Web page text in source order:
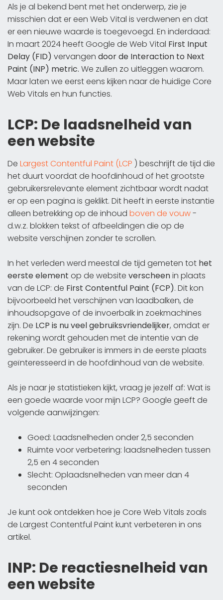
Als je al bekend bent met het onderwerp, zie je
misschien dat er een Web Vital is verdwenen en dat
er een nieuwe waarde is toegevoegd. En inderdaad:
In maart 2024 heeft Google de Web Vital First Input
Delay (FID) vervangen door de Interaction to Next
Paint (INP) metric. We zullen zo uitleggen waarom.
Maar laten we eerst eens kijken naar de huidige Core
Web Vitals en hun functies.
LCP: De laadsnelheid van
een website
De Largest Contentful Paint (LCP ) beschrijft de tijd die
het duurt voordat de hoofdinhoud of het grootste
gebruikersrelevante element zichtbaar wordt nadat
er op een pagina is geklikt. Dit heeft in eerste instantie
alleen betrekking op de inhoud boven de vouw-
d.w.z. blokken tekst of afbeeldingen die op de
website verschijnen zonder te scrollen.
In het verleden werd meestal de tijd gemeten tot het
eerste element op de website verscheenin plaats
van de LCP: de First Contentful Paint (FCP). Dit kon
bijvoorbeeld het verschijnen van laadbalken, de
inhoudsopgave of de invoerbalk in zoekmachines
zijn. De LCP is nu veel gebruiksvriendelijker, omdat er
rekening wordt gehouden met de intentie van de
gebruiker. De gebruiker is immers in de eerste plaats
geïnteresseerd in de hoofdinhoud van de website.
Als je naar je statistieken kijkt, vraag je jezelf af: Wat is
een goede waarde voor mijn LCP? Google geeft de
volgende aanwijzingen:
Goed: Laadsnelheden onder 2,5 seconden
Ruimte voor verbetering: laadsnelheden tussen
2,5 en 4 seconden
Slecht: Oplaadsnelheden van meer dan 4
seconden
Je kunt ook ontdekken hoe je Core Web Vitals zoals
de Largest Contentful Paint kunt verbeteren in ons
artikel.
INP: De reactiesnelheid van
een website